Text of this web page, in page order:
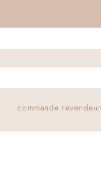
commande revendeur